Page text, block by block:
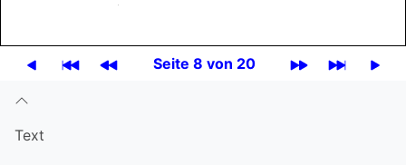
Seite 8 von 20
Text